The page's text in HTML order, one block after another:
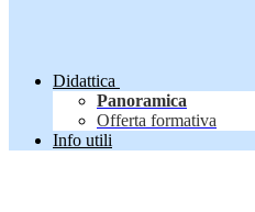
Didattica
Panoramica
Offerta formativa
Info utili